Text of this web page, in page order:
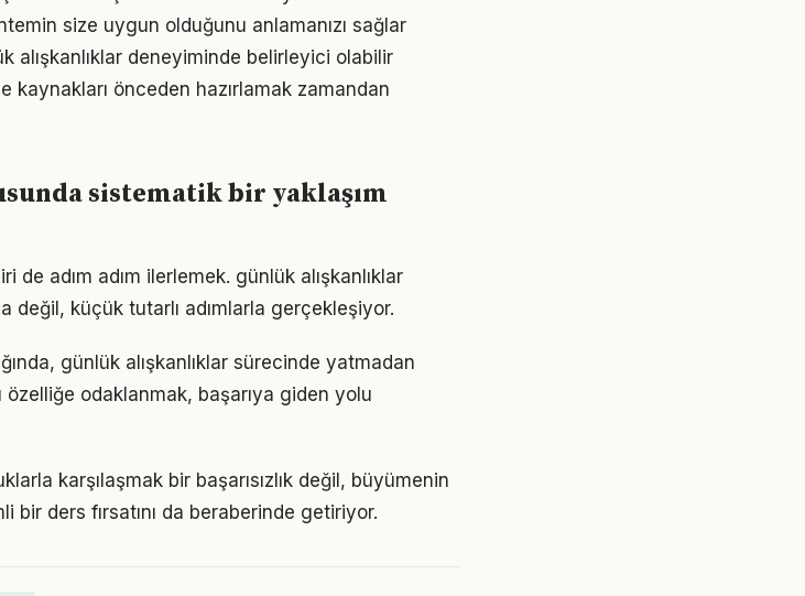
size uygun olduğunu anlamanızı sağlar
alışkanlıklar deneyiminde belirleyici olabilir
kaynakları önceden hazırlamak zamandan
sistematik bir yaklaşım
de adım adım ilerlemek. günlük alışkanlıklar
değil, küçük tutarlı adımlarla gerçekleşiyor.
günlük alışkanlıklar sürecinde yatmadan
odaklanmak, başarıya giden yolu
karşılaşmak bir başarısızlık değil, büyümenin
bir ders fırsatını da beraberinde getiriyor.